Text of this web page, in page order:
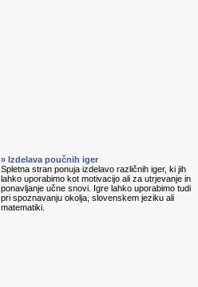
» Izdelava poučnih iger
Spletna stran ponuja izdelavo različnih iger, ki jih
lahko uporabimo kot motivacijo ali za utrjevanje in
ponavljanje učne snovi. Igre lahko uporabimo tudi
pri spoznavanju okolja, slovenskem jeziku ali
matematiki.